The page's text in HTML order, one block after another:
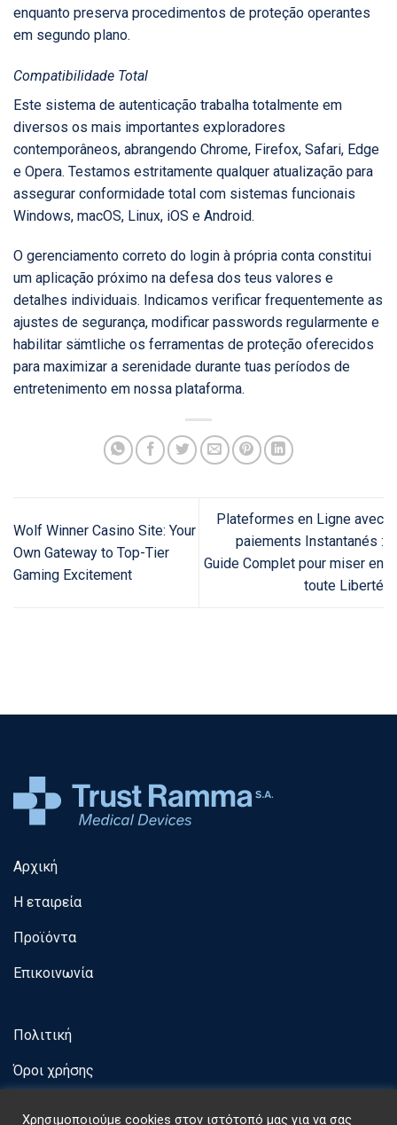
enquanto preserva procedimentos de proteção operantes
em segundo plano.
Compatibilidade Total
Este sistema de autenticação trabalha totalmente em
diversos os mais importantes exploradores
contemporâneos, abrangendo Chrome, Firefox, Safari, Edge
e Opera. Testamos estritamente qualquer atualização para
assegurar conformidade total com sistemas funcionais
Windows, macOS, Linux, iOS e Android.
O gerenciamento correto do login à própria conta constitui
um aplicação próximo na defesa dos teus valores e
detalhes individuais. Indicamos verificar frequentemente as
ajustes de segurança, modificar passwords regularmente e
habilitar sämtliche os ferramentas de proteção oferecidos
para maximizar a serenidade durante tuas períodos de
entretenimento em nossa plataforma.
Wolf Winner Casino Site: Your
Own Gateway to Top-Tier
Gaming Excitement
Plateformes en Ligne avec
paiements Instantanés :
Guide Complet pour miser en
toute Liberté
Πολιτική
Όροι χρήσης
Αρχική
Η εταιρεία
Προϊόντα
Επικοινωνία
Χρησιμοποιούμε cookies στον ιστότοπό μας για να σας